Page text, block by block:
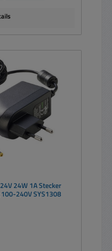
24W 1A Stecker
240V SYS1308